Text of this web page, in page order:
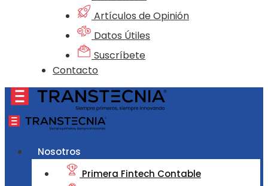
Artículos de Opinión
Datos Útiles
Suscríbete
Contacto
Nosotros
Primera Fintech Contable